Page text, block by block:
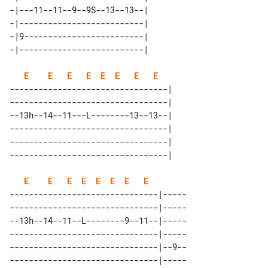
-|---11--11--9--9S--13--13--|
-|--------------------------|
-|9-------------------------|
E E E E E E E
E
---------------------------------|
---------------------------------|
--13h--14--11---L--------13--13--|
---------------------------------|
---------------------------------|
E E E E E E E
E
-------------------------------|-----
-------------------------------|-----
--13h--14--11--L--------9--11--|-----
-------------------------------|-----
-------------------------------|--9--
-------------------------------|-----